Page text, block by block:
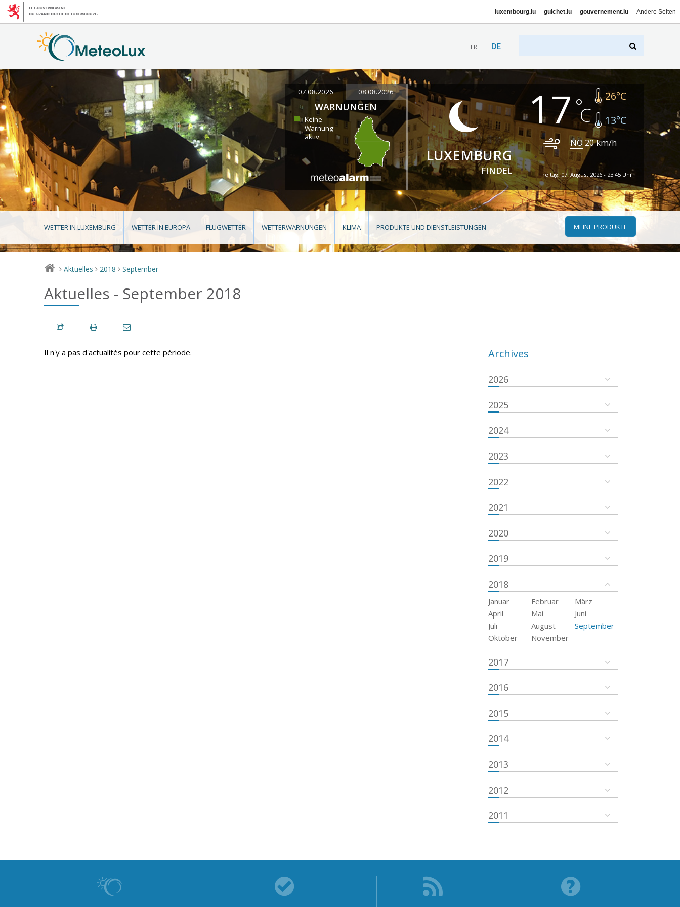
luxembourg.lu guichet.lu gouvernement.lu Andere Seiten
FR DE
07.08.2026 08.08.2026
WARNUNGEN
Keine
Warnung
aktiv
LUXEMBURG
FINDEL
17 26°C
13°C
NO 20km/h
Freitag, 07. August 2026 - 23:45 Uhr
WETTER IN LUXEMBURG WETTER IN EUROPA FLUGWETTER WETTERWARNUNGEN KLIMA PRODUKTE UND DIENSTLEISTUNGEN MEINE PRODUKTE
> Aktuelles > 2018 > September
Aktuelles - September 2018
Il n'y a pas d'actualités pour cette période. Archives
2026
2025
2024
2023
2022
2021
2020
2019
2018
Januar Februar
März
April
Mai
Juni
Juli
August
September
Oktober
November
2017
2016
2015
2014
2013
2012
2011